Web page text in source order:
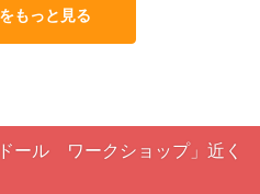
もっと見る
ール ワークショップ」近く